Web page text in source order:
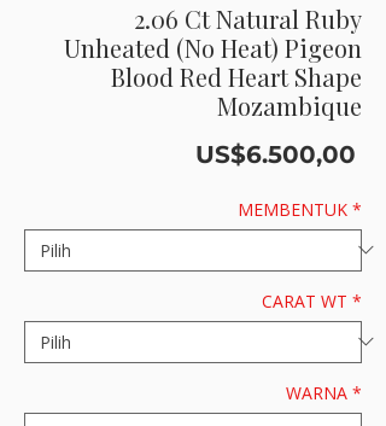
2.06 Ct Natural Ruby
Unheated (No Heat) Pigeon
Blood Red Heart Shape
Mozambique
US$6.500,00
MEMBENTUK *
CARAT WT *
WARNA *